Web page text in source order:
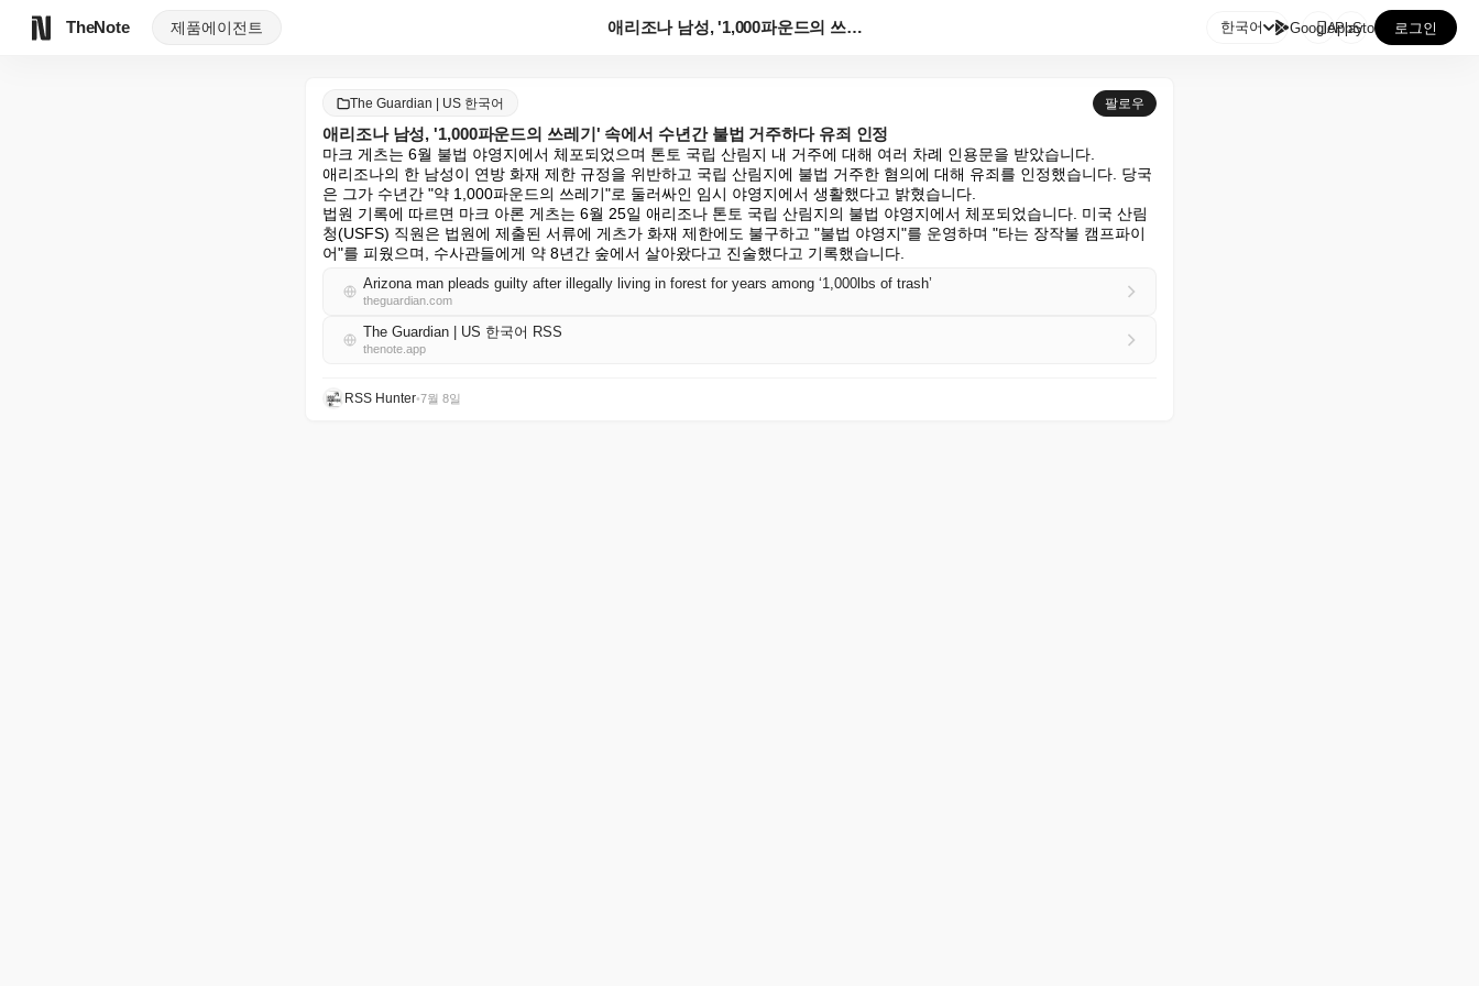
TheNote 제품에이전트 애리조나 남성, '1,000파운드의 쓰레기' 속에서 수... 한국어 GooglePlay
AppStore 로그인
The Guardian | US 한국어 팔로우
애리조나 남성, '1,000파운드의 쓰레기' 속에서 수년간 불법 거주하다 유죄 인정
마크 게츠는 6월 불법 야영지에서 체포되었으며 톤토 국립 산림지 내 거주에 대해 여러 차례 인용문을 받았습니다.
애리조나의 한 남성이 연방 화재 제한 규정을 위반하고 국립 산림지에 불법 거주한 혐의에 대해 유죄를 인정했습니다. 당국
은 그가 수년간 "약 1,000파운드의 쓰레기"로 둘러싸인 임시 야영지에서 생활했다고 밝혔습니다.
법원 기록에 따르면 마크 아론 게츠는 6월 25일 애리조나 톤토 국립 산림지의 불법 야영지에서 체포되었습니다. 미국 산림
청(USFS) 직원은 법원에 제출된 서류에 게츠가 화재 제한에도 불구하고 "불법 야영지"를 운영하며 "타는 장작불 캠프파이
어"를 피웠으며, 수사관들에게 약 8년간 숲에서 살아왔다고 진술했다고 기록했습니다.
Arizona man pleads guilty after illegally living in forest for years among ‘1,000lbs of trash’
theguardian.com
The Guardian | US 한국어 RSS
thenote.app
RSS Hunter•7월 8일